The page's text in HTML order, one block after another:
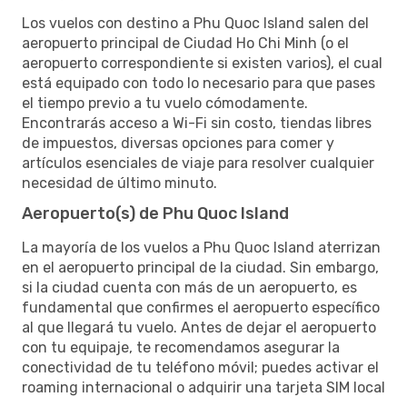
Los vuelos con destino a Phu Quoc Island salen del
aeropuerto principal de Ciudad Ho Chi Minh (o el
aeropuerto correspondiente si existen varios), el cual
está equipado con todo lo necesario para que pases
el tiempo previo a tu vuelo cómodamente.
Encontrarás acceso a Wi-Fi sin costo, tiendas libres
de impuestos, diversas opciones para comer y
artículos esenciales de viaje para resolver cualquier
necesidad de último minuto.
Aeropuerto(s) de Phu Quoc Island
La mayoría de los vuelos a Phu Quoc Island aterrizan
en el aeropuerto principal de la ciudad. Sin embargo,
si la ciudad cuenta con más de un aeropuerto, es
fundamental que confirmes el aeropuerto específico
al que llegará tu vuelo. Antes de dejar el aeropuerto
con tu equipaje, te recomendamos asegurar la
conectividad de tu teléfono móvil; puedes activar el
roaming internacional o adquirir una tarjeta SIM local